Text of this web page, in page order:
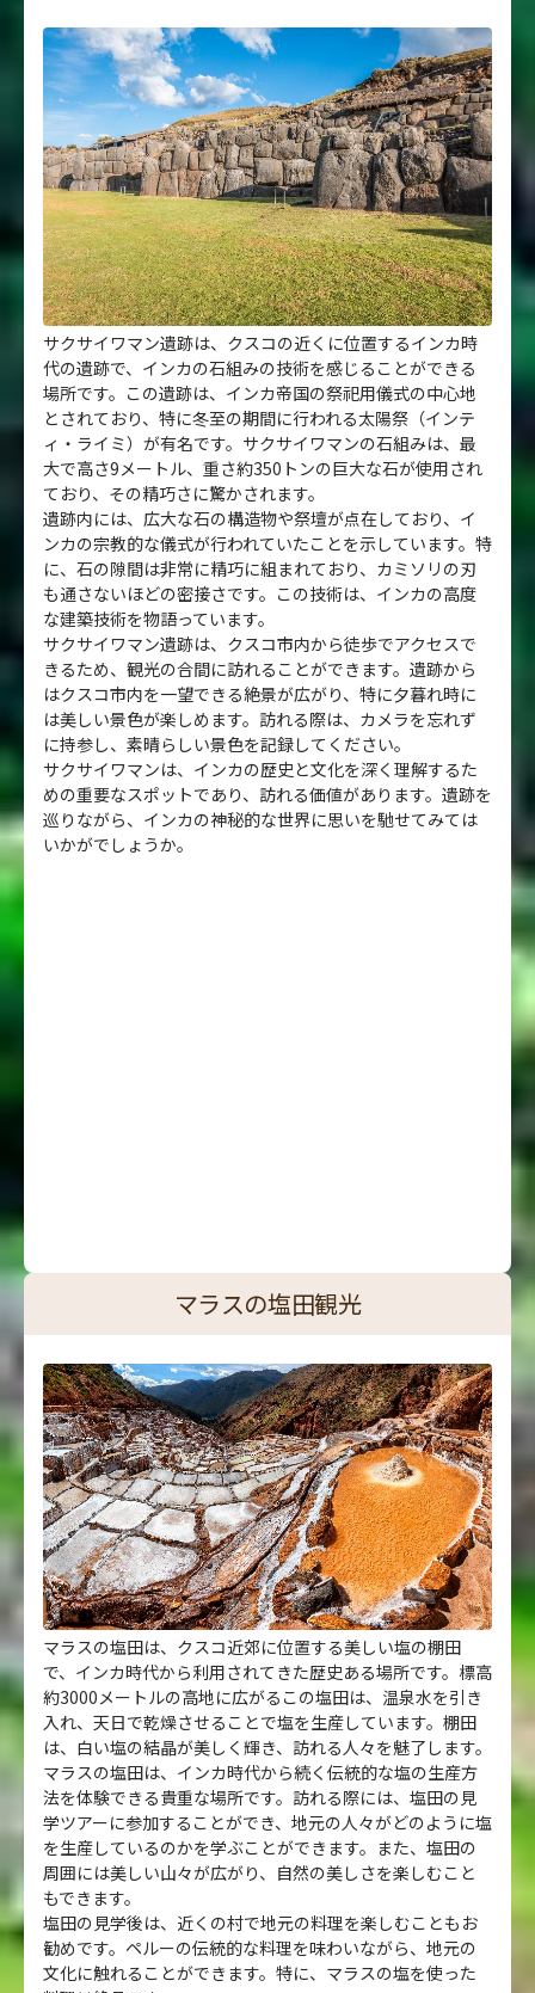
サクサイワマン遺跡は、クスコの近くに位置するインカ時
代の遺跡で、インカの石組みの技術を感じることができる
場所です。この遺跡は、インカ帝国の祭祀用儀式の中心地
とされており、特に冬至の期間に行われる太陽祭（インテ
ィ・ライミ）が有名です。サクサイワマンの石組みは、最
大で高さ9メートル、重さ約350トンの巨大な石が使用され
ており、その精巧さに驚かされます。
遺跡内には、広大な石の構造物や祭壇が点在しており、イ
ンカの宗教的な儀式が行われていたことを示しています。特
に、石の隙間は非常に精巧に組まれており、カミソリの刃
も通さないほどの密接さです。この技術は、インカの高度
な建築技術を物語っています。
サクサイワマン遺跡は、クスコ市内から徒歩でアクセスで
きるため、観光の合間に訪れることができます。遺跡から
はクスコ市内を一望できる絶景が広がり、特に夕暮れ時に
は美しい景色が楽しめます。訪れる際は、カメラを忘れず
に持参し、素晴らしい景色を記録してください。
サクサイワマンは、インカの歴史と文化を深く理解するた
めの重要なスポットであり、訪れる価値があります。遺跡を
巡りながら、インカの神秘的な世界に思いを馳せてみては
いかがでしょうか。
マラスの塩田観光
マラスの塩田は、クスコ近郊に位置する美しい塩の棚田
で、インカ時代から利用されてきた歴史ある場所です。標高
約3000メートルの高地に広がるこの塩田は、温泉水を引き
入れ、天日で乾燥させることで塩を生産しています。棚田
は、白い塩の結晶が美しく輝き、訪れる人々を魅了します。
マラスの塩田は、インカ時代から続く伝統的な塩の生産方
法を体験できる貴重な場所です。訪れる際には、塩田の見
学ツアーに参加することができ、地元の人々がどのように塩
を生産しているのかを学ぶことができます。また、塩田の
周囲には美しい山々が広がり、自然の美しさを楽しむこと
もできます。
塩田の見学後は、近くの村で地元の料理を楽しむこともお
勧めです。ペルーの伝統的な料理を味わいながら、地元の
文化に触れることができます。特に、マラスの塩を使った